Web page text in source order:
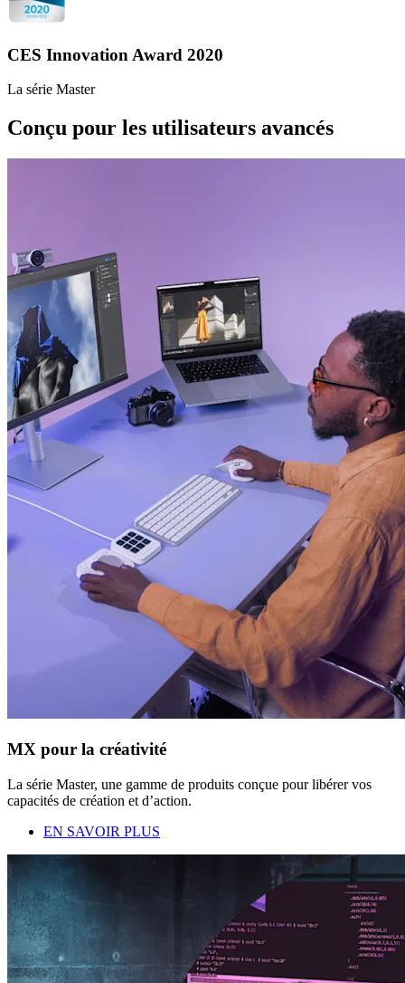
CES Innovation Award 2020
La série Master
Conçu pour les utilisateurs avancés
MX pour la créativité
La série Master, une gamme de produits conçue pour libérer vos
capacités de création et d’action.
EN SAVOIR PLUS